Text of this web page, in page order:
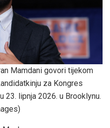
Mamdani govori tijekom
za Kongres
23. lipnja 2026. u Brooklynu.